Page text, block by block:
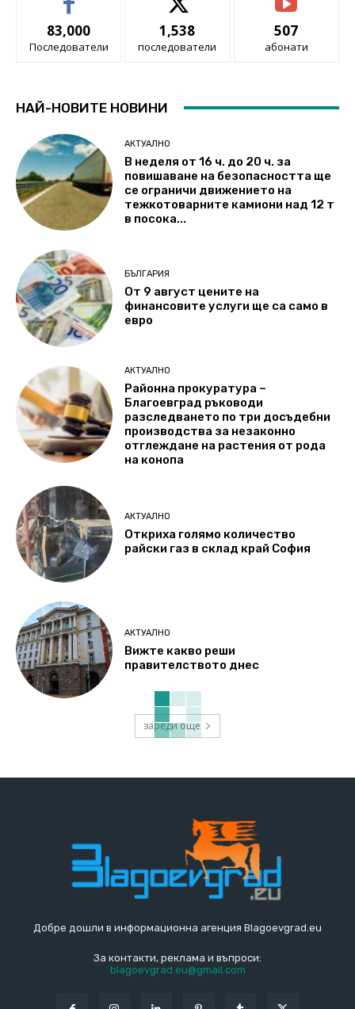
83,000
Последователи
1,538
последователи
507
абонати
НАЙ-НОВИТЕ НОВИНИ
АКТУАЛНО
В неделя от 16 ч. до 20 ч. за
повишаване на безопасността ще
се ограничи движението на
тежкотоварните камиони над 12 т
в посока...
БЪЛГАРИЯ
От 9 август цените на
финансовите услуги ще са само в
евро
АКТУАЛНО
Районна прокуратура –
Благоевград ръководи
разследването по три досъдебни
производства за незаконно
отглеждане на растения от рода
на конопа
АКТУАЛНО
Откриха голямо количество
райски газ в склад край София
АКТУАЛНО
Вижте какво реши
правителството днес
зареди още
Добре дошли в информационна агенция Blagoevgrad.eu
За контакти, реклама и въпроси:
blagoevgrad.eu@gmail.com